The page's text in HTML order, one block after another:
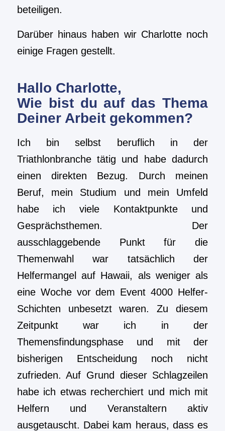
beteiligen.
Darüber hinaus haben wir Charlotte noch
einige Fragen gestellt.
Hallo Charlotte,
Wie bist du auf das Thema
Deiner Arbeit gekommen?
Ich bin selbst beruflich in der
Triathlonbranche tätig und habe dadurch
einen direkten Bezug. Durch meinen
Beruf, mein Studium und mein Umfeld
habe ich viele Kontaktpunkte und
Gesprächsthemen. Der
ausschlaggebende Punkt für die
Themenwahl war tatsächlich der
Helfermangel auf Hawaii, als weniger als
eine Woche vor dem Event 4000 Helfer-
Schichten unbesetzt waren. Zu diesem
Zeitpunkt war ich in der
Themensfindungsphase und mit der
bisherigen Entscheidung noch nicht
zufrieden. Auf Grund dieser Schlagzeilen
habe ich etwas recherchiert und mich mit
Helfern und Veranstaltern aktiv
ausgetauscht. Dabei kam heraus, dass es